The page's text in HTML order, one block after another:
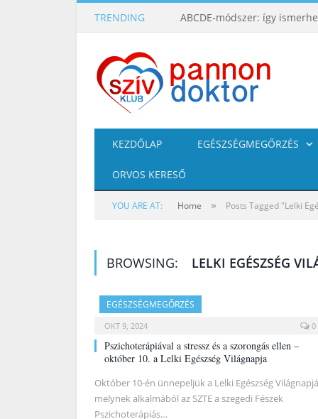
TRENDING
KEZDŐLAP EGÉSZSÉGMEGŐRZÉS
ORVOS KERESŐ
YOU ARE AT: Home » Posts Tagged "Lelki
BROWSING: LELKI EGÉSZSÉG
EGÉSZSÉGMEGŐRZÉS
OKT 9, 2024 0
Pszichoterápiával a stressz és a szorongás ellen –
október 10. a Lelki Egészség Világnapja
Október 10-én ünnepeljük a Lelki Egészség
melynek alkalmából az SZTE a szegedi Fészek
Pszichoterápiás…